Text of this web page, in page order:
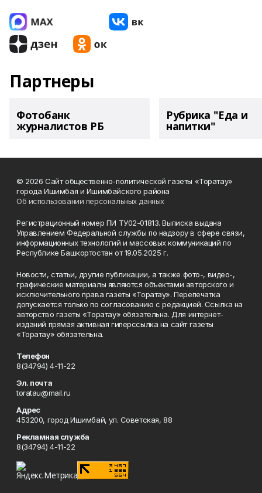
Партнеры
Фотобанк
журналистов РБ
Рубрика "Еда и
напитки"
© 2026 Сайт общественно-политической газеты «Торатау»
города Ишимбая и Ишимбайского района
Об использовании персональных данных
Регистрационный номер ПИ ТУ02-01813. Выписка выдана
Управлением Федеральной службы по надзору в сфере связи,
информационных технологий и массовых коммуникаций по
Республике Башкортостан от 19.05.2025 г.
Новости, статьи, другие публикации, а также фото-, видео-,
графические материалы являются объектами авторского и
исключительного права газеты «Торатау». Перепечатка
допускается только по согласованию с редакцией. Ссылка на
авторство газеты «Торатау» обязательна. Для интернет-
изданий прямая активная гиперссылка на сайт газеты
«Торатау» обязательна.
Телефон
8(34794) 4-11-22
Эл. почта
toratau@mail.ru
Адрес
453200, город Ишимбай, ул. Советская, 88
Рекламная служба
8(34794) 4-11-22